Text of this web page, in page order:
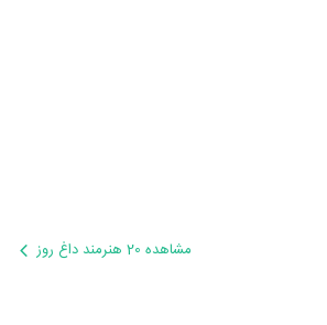
مشاهده 20 هنرمند داغ روز